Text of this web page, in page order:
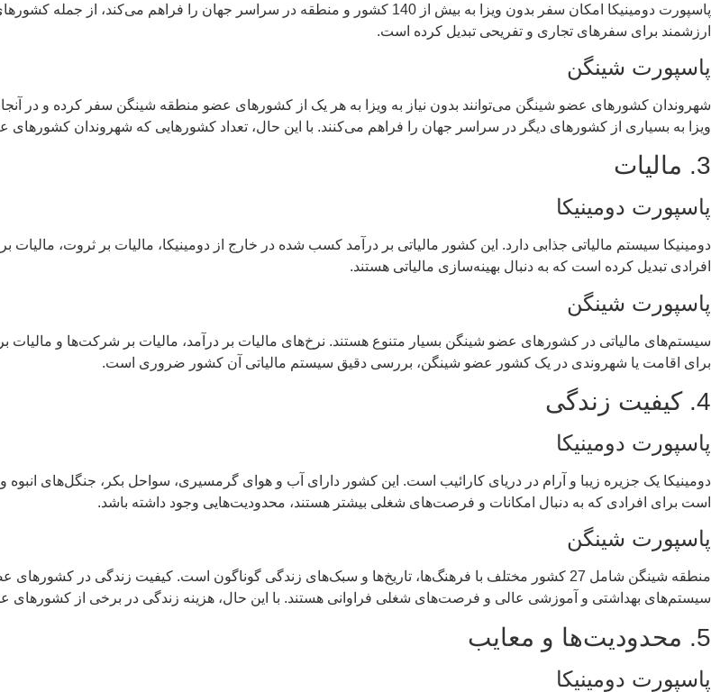
پاسپورت دومینیکا امکان سفر بدون ویزا به بیش از 140 کشور و منطقه در سراسر جهان را
ارزشمند برای سفرهای تجاری و تفریحی تبدیل کرده است.
پاسپورت شینگن
شهروندان کشورهای عضو شینگن می‌توانند بدون نیاز به ویزا به هر یک از کشورهای عضو منطقه شینگن سفر کرده و در
ویزا به بسیاری از کشورهای دیگر در سراسر جهان را فراهم می‌کنند. با این حال، تعداد کشورهایی که شهروندان
3. مالیات
پاسپورت دومینیکا
دومینیکا سیستم مالیاتی جذابی دارد. این کشور مالیاتی بر درآمد کسب شده در خارج از دومینیکا، مالیات بر ثروت، مالیات
افرادی تبدیل کرده است که به دنبال بهینه‌سازی مالیاتی هستند.
پاسپورت شینگن
سیستم‌های مالیاتی در کشورهای عضو شینگن بسیار متنوع هستند. نرخ‌های مالیات بر درآمد، مالیات بر شرکت‌ها و
برای اقامت یا شهروندی در یک کشور عضو شینگن، بررسی دقیق سیستم مالیاتی آن کشور ضروری است.
4. کیفیت زندگی
پاسپورت دومینیکا
دومینیکا یک جزیره زیبا و آرام در دریای کارائیب است. این کشور دارای آب و هوای گرمسیری، سواحل بکر، جنگل‌های
است برای افرادی که به دنبال امکانات و فرصت‌های شغلی بیشتر هستند، محدودیت‌هایی وجود داشته باشد.
پاسپورت شینگن
منطقه شینگن شامل 27 کشور مختلف با فرهنگ‌ها، تاریخ‌ها و سبک‌های زندگی گوناگون است. کیفیت زندگی
سیستم‌های بهداشتی و آموزشی عالی و فرصت‌های شغلی فراوانی هستند. با این حال، هزینه زندگی در برخی از کشورهای
5. محدودیت‌ها و معایب
پاسپورت دومینیکا